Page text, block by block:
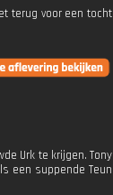
terug voor een tocht
Urk te krijgen. Tony
een suppende Teun